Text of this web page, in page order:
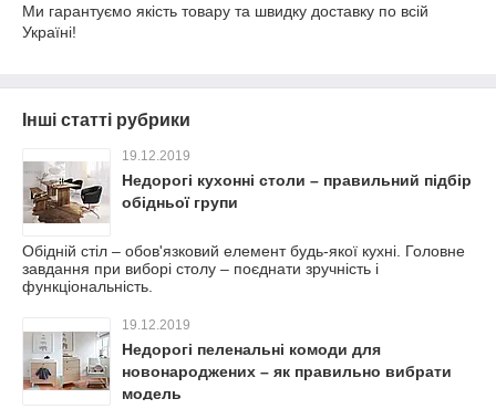
Ми гарантуємо якість товару та швидку доставку по всій
Україні!
Інші статті рубрики
19.12.2019
Недорогі кухонні столи – правильний підбір
обідньої групи
Обідній стіл – обов'язковий елемент будь-якої кухні. Головне
завдання при виборі столу – поєднати зручність і
функціональність.
19.12.2019
Недорогі пеленальні комоди для
новонароджених – як правильно вибрати
модель